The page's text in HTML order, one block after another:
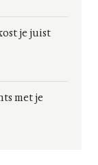
je juist
met je